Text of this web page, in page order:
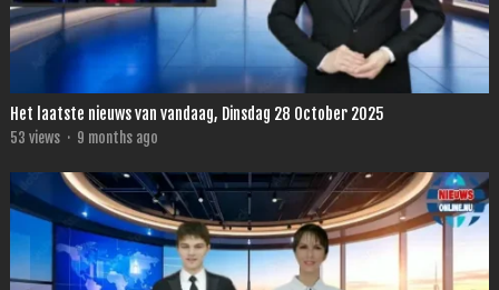
Het laatste nieuws van vandaag, Dinsdag 28 October 2025
53 views · 9 months ago